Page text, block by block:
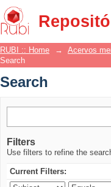
Search
RUBI :: Home → Acervos
Search
Search
Filters
Use filters to refine the
Current Filters: